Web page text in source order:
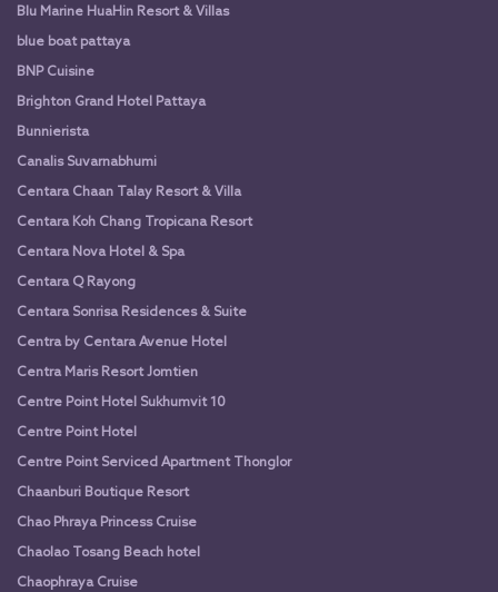
Blu Marine HuaHin Resort & Villas
blue boat pattaya
BNP Cuisine
Brighton Grand Hotel Pattaya
Bunnierista
Canalis Suvarnabhumi
Centara Chaan Talay Resort & Villa
Centara Koh Chang Tropicana Resort
Centara Nova Hotel & Spa
Centara Q Rayong
Centara Sonrisa Residences & Suite
Centra by Centara Avenue Hotel
Centra Maris Resort Jomtien
Centre Point Hotel Sukhumvit 10
Centre Point Hotel
Centre Point Serviced Apartment Thonglor
Chaanburi Boutique Resort
Chao Phraya Princess Cruise
Chaolao Tosang Beach hotel
Chaophraya Cruise